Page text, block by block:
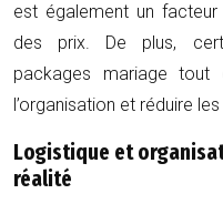
est également un
des prix. De plus,
packages mariage
l’organisation et réduire
Logistique et
réalité